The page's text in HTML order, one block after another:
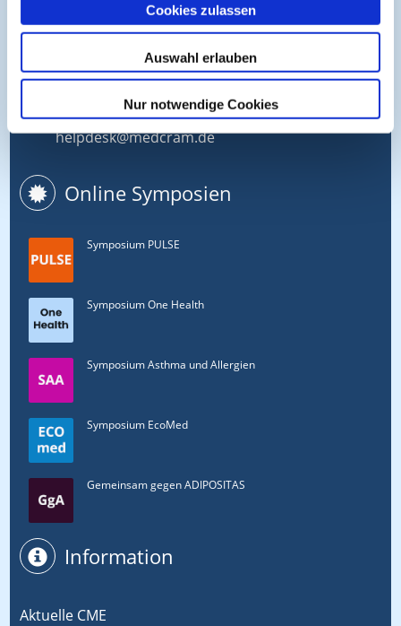
Cookies zulassen
Auswahl erlauben
Nur notwendige Cookies
c/o CME-Verlag Medcram
Im Birnengarten 7
91077 Neunkirchen am Brand
helpdesk@medcram.de
Online Symposien
Symposium PULSE
Symposium One Health
Symposium Asthma und Allergien
Symposium EcoMed
Gemeinsam gegen ADIPOSITAS
Information
Aktuelle CME